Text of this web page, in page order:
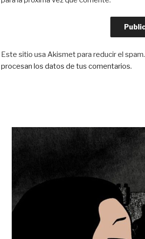
Este sitio usa Akismet para reducir el spam.
procesan los datos de tus comentarios.